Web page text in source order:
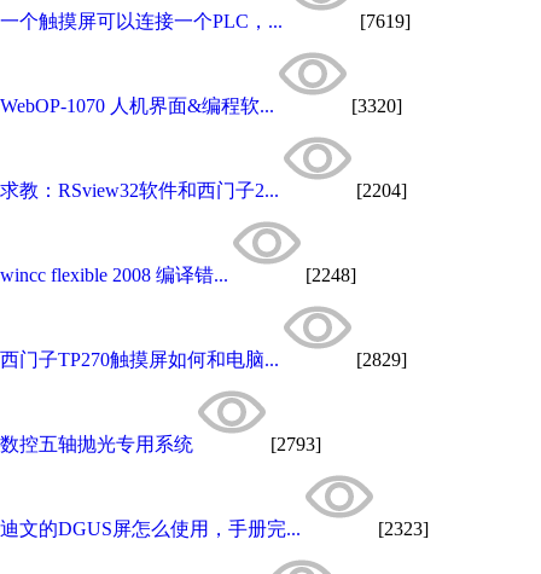
一个触摸屏可以连接一个PLC，... [7619]
WebOP-1070 人机界面&编程软... [3320]
求教：RSview32软件和西门子2... [2204]
wincc flexible 2008 编译错... [2248]
西门子TP270触摸屏如何和电脑... [2829]
数控五轴抛光专用系统 [2793]
迪文的DGUS屏怎么使用，手册完... [2323]